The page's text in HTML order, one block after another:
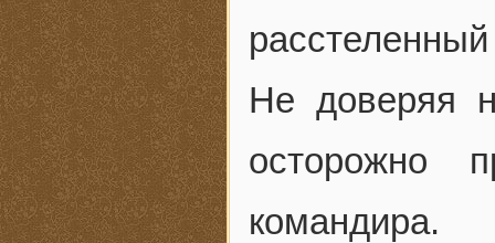
Не доверяя
осторожно
командира.